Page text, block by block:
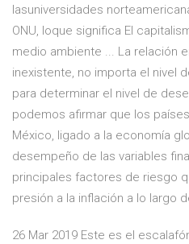
lasuniversidades
ONU, loque significa El
medio ambiente ... La relación
inexistente, no importa el nivel
para determinar el nivel de
podemos afirmar que los
México, ligado a la economía
desempeño de las variables
principales factores de riesgo
presión a la inflación a lo largo
26 Mar 2019 Este es el